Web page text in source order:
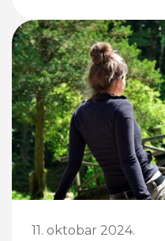
11. oktobar 2024.